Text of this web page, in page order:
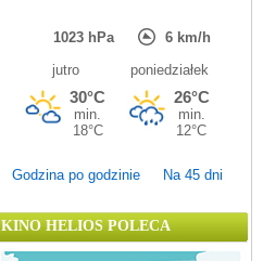
Godzina po godzinie Na 45 dni
KINO HELIOS POLECA